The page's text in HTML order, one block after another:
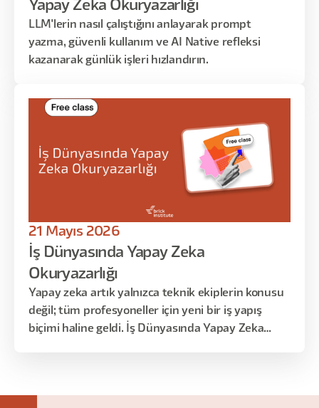
Yapay Zeka Okuryazarlığı
LLM'lerin nasıl çalıştığını anlayarak prompt
yazma, güvenli kullanım ve AI Native refleksi
kazanarak günlük işleri hızlandırın.
21 Mayıs 2026
İş Dünyasında Yapay Zeka
Okuryazarlığı
Yapay zeka artık yalnızca teknik ekiplerin konusu
değil; tüm profesyoneller için yeni bir iş yapış
biçimi haline geldi. İş Dünyasında Yapay Zeka